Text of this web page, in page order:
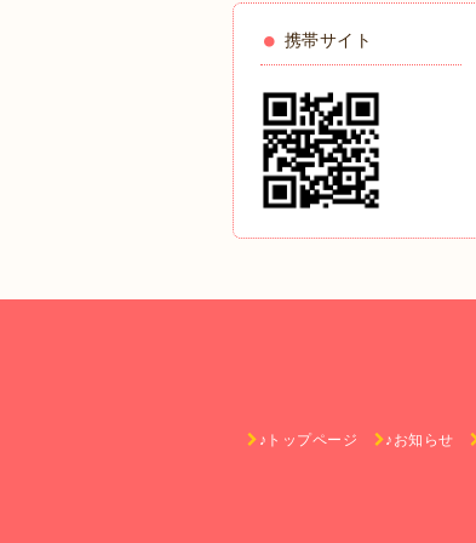
携帯サイト
♪トップページ ♪お知らせ